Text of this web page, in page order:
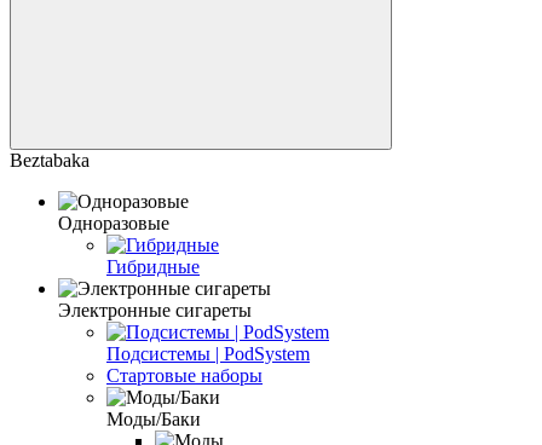
Beztabaka
Одноразовые
Гибридные
Электронные сигареты
Подсистемы | PodSystem
Стартовые наборы
Моды/Баки